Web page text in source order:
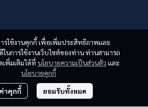
รใช้งานคุกกี้ เพื่อเพิ่มประสิทธิภาพและ
นการใช้งานเว็บไซต์ของท่าน ท่านสามารถ
เพิ่มเติมได้ที่ นโยบายความเป็นส่วนตัว และ
นโยบายคุกกี้
าคุกกี้ ยอมรับทั้งหมด